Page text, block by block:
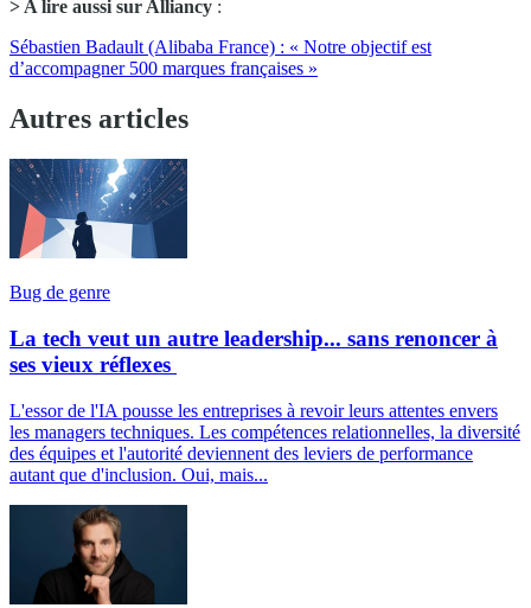
> A lire aussi sur Alliancy :
Sébastien Badault (Alibaba France) : « Notre objectif est
d’accompagner 500 marques françaises »
Autres articles
Bug de genre
La tech veut un autre leadership... sans renoncer à
ses vieux réflexes
L'essor de l'IA pousse les entreprises à revoir leurs attentes envers
les managers techniques. Les compétences relationnelles, la diversité
des équipes et l'autorité deviennent des leviers de performance
autant que d'inclusion. Oui, mais...